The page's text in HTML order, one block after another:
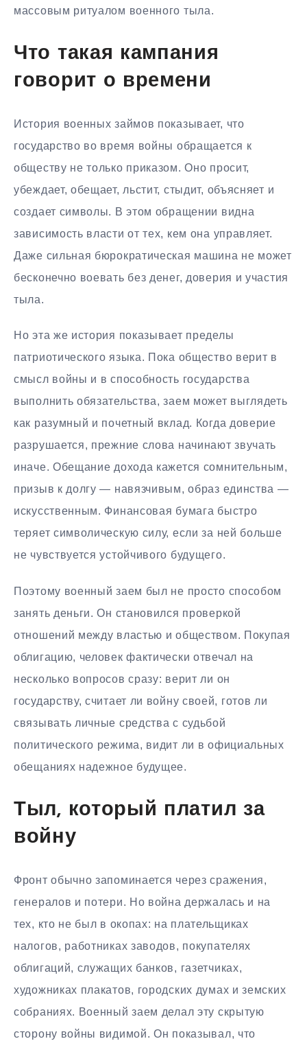
массовым ритуалом военного тыла.
Что такая кампания
говорит о времени
История военных займов показывает, что
государство во время войны обращается к
обществу не только приказом. Оно просит,
убеждает, обещает, льстит, стыдит, объясняет и
создает символы. В этом обращении видна
зависимость власти от тех, кем она управляет.
Даже сильная бюрократическая машина не может
бесконечно воевать без денег, доверия и участия
тыла.
Но эта же история показывает пределы
патриотического языка. Пока общество верит в
смысл войны и в способность государства
выполнить обязательства, заем может выглядеть
как разумный и почетный вклад. Когда доверие
разрушается, прежние слова начинают звучать
иначе. Обещание дохода кажется сомнительным,
призыв к долгу — навязчивым, образ единства —
искусственным. Финансовая бумага быстро
теряет символическую силу, если за ней больше
не чувствуется устойчивого будущего.
Поэтому военный заем был не просто способом
занять деньги. Он становился проверкой
отношений между властью и обществом. Покупая
облигацию, человек фактически отвечал на
несколько вопросов сразу: верит ли он
государству, считает ли войну своей, готов ли
связывать личные средства с судьбой
политического режима, видит ли в официальных
обещаниях надежное будущее.
Тыл, который платил за
войну
Фронт обычно запоминается через сражения,
генералов и потери. Но война держалась и на
тех, кто не был в окопах: на плательщиках
налогов, работниках заводов, покупателях
облигаций, служащих банков, газетчиках,
художниках плакатов, городских думах и земских
собраниях. Военный заем делал эту скрытую
сторону войны видимой. Он показывал, что